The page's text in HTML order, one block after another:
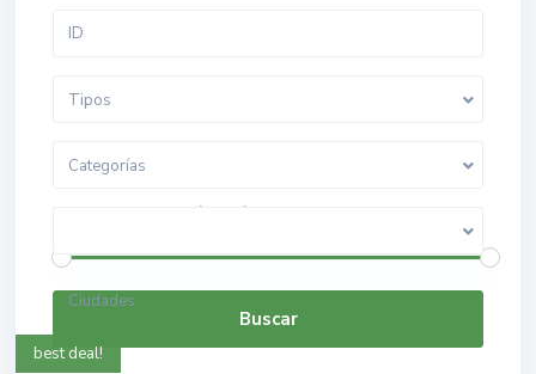
Tipos
Categorías
Rango de precios: $ 0 a $ 5.000.000.000
Ciudades
Buscar
best deal!